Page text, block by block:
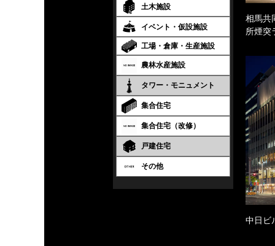
土木施設
イベント・仮設施設
工場・倉庫・生産施設
農林水産施設
タワー・モニュメント
集合住宅
集合住宅（改修）
戸建住宅
その他
相馬共
所煙突
中日ビ